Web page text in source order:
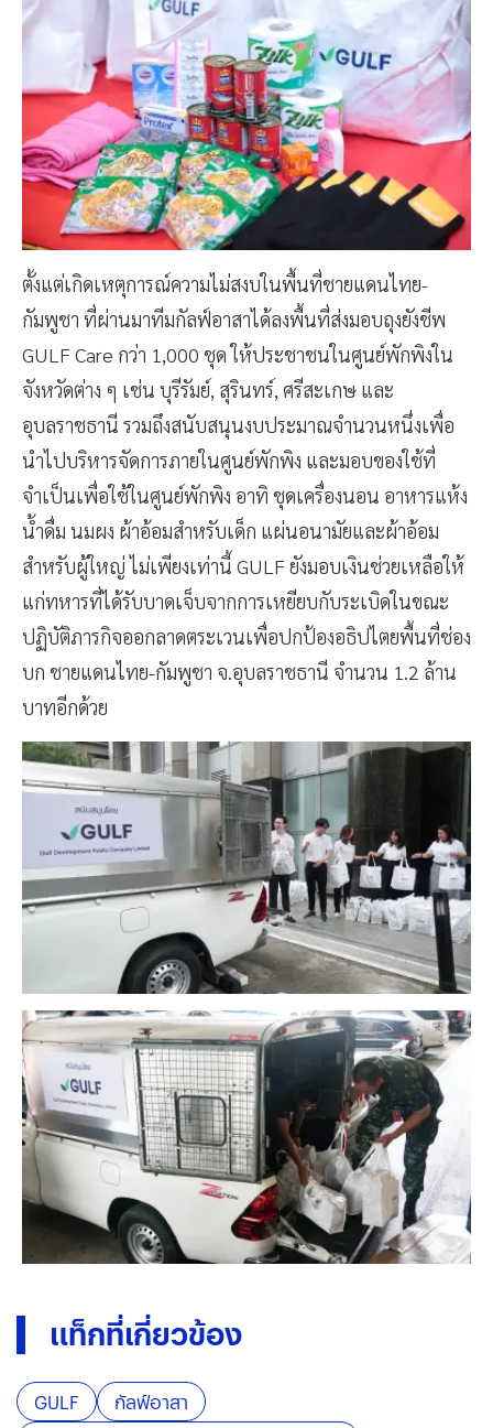
ตั้งแต่เกิดเหตุการณ์ความไม่สงบในพื้นที่ชายแดนไทย-
กัมพูชา ที่ผ่านมาทีมกัลฟ์อาสาได้ลงพื้นที่ส่งมอบถุงยังชีพ
GULF Care กว่า 1,000 ชุด ให้ประชาชนในศูนย์พักพิงใน
จังหวัดต่าง ๆ เช่น บุรีรัมย์, สุรินทร์, ศรีสะเกษ และ
อุบลราชธานี รวมถึงสนับสนุนงบประมาณจำนวนหนึ่งเพื่อ
นำไปบริหารจัดการภายในศูนย์พักพิง และมอบของใช้ที่
จำเป็นเพื่อใช้ในศูนย์พักพิง อาทิ ชุดเครื่องนอน อาหารแห้ง
น้ำดื่ม นมผง ผ้าอ้อมสำหรับเด็ก แผ่นอนามัยและผ้าอ้อม
สำหรับผู้ใหญ่ ไม่เพียงเท่านี้ GULF ยังมอบเงินช่วยเหลือให้
แก่ทหารที่ได้รับบาดเจ็บจากการเหยียบกับระเบิดในขณะ
ปฏิบัติภารกิจออกลาดตระเวนเพื่อปกป้องอธิปไตยพื้นที่ช่อง
บก ชายแดนไทย-กัมพูชา จ.อุบลราชธานี จำนวน 1.2 ล้าน
บาทอีกด้วย
แท็กที่เกี่ยวข้อง
GULF
กัลฟ์อาสา